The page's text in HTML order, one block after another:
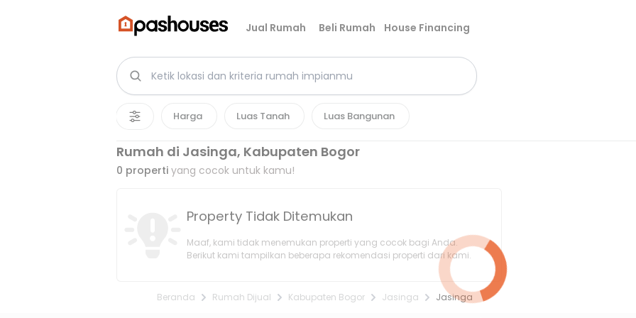
Jual Rumah Beli Rumah House Financing
Harga Luas Tanah Luas Bangunan
Rumah di Jasinga, Kabupaten Bogor
0 properti yang cocok untuk kamu!
Property Tidak Ditemukan
Maaf, kami tidak menemukan properti yang cocok bagi Anda.
Berikut kami tampilkan beberapa rekomendasi properti dari kami.
Beranda Rumah Dijual Kabupaten Bogor Jasinga Jasinga